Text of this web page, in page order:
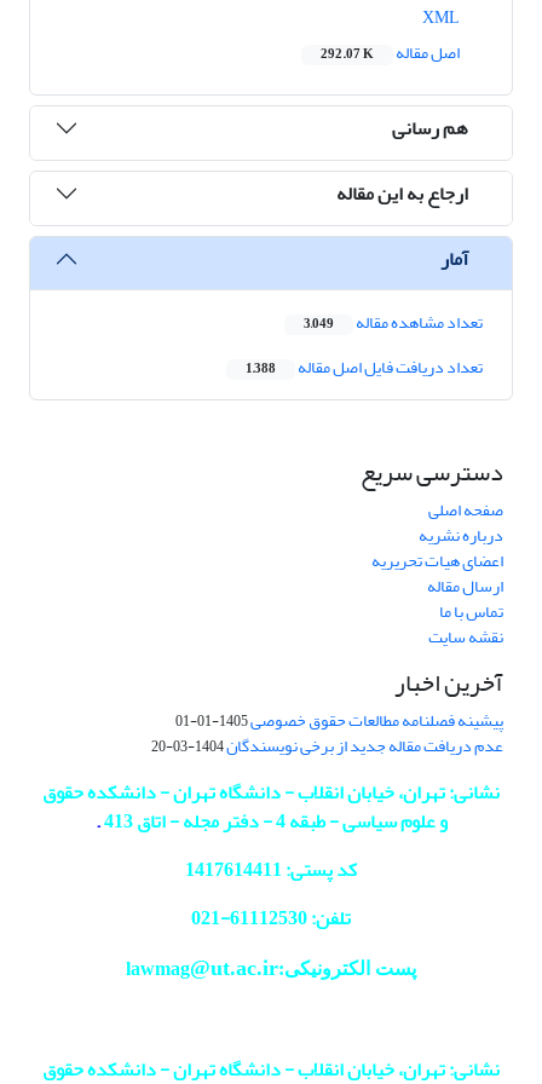
اصل مقاله
292.07 K
هم رسانی
ارجاع به این مقاله
آمار
تعداد مشاهده مقاله 3,049
تعداد دریافت فایل اصل مقاله 1,388
دسترسی سریع
صفحه اصلی
درباره نشریه
اعضای هیات تحریریه
ارسال مقاله
تماس با ما
نقشه سایت
آخرین اخبار
پیشینه فصلنامه مطالعات حقوق خصوصی1405-01-01
عدم دریافت مقاله جدید از برخی نویسندگان1404-03-20
نشانی: تهران، خیابان انقلاب - دانشگاه تهران - دانشکده حقوق
و علوم سیاسی - طبقه 4 - دفتر مجله - اتاق 413
.
کد پستی: 1417614411
تلفن: 61112530-
021
پست الکترونیکی:lawmag@ut.ac.ir
نشانی: تهران، خیابان انقلاب - دانشگاه تهران - دانشکده حقوق